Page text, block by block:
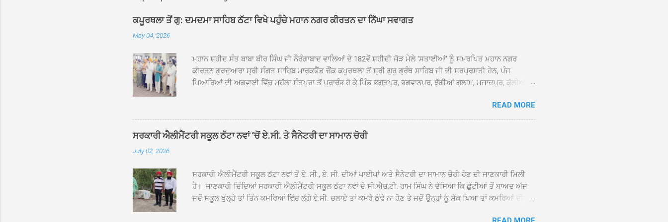
ਕਪੂਰਥਲਾ ਤੋਂ ਗੁ: ਦਮਦਮਾ ਸਾਹਿਬ ਠੱਟਾ ਵਿਖੇ ਪਹੁੰਚੇ ਮਹਾਨ ਨਗਰ ਕੀਰਤਨ ਦਾ ਨਿੱਘਾ ਸਵਾਗਤ
May 04, 2026
ਮਹਾਨ ਸ਼ਹੀਦ ਸੰਤ ਬਾਬਾ ਬੀਰ ਸਿੰਘ ਜੀ ਨੌਰੰਗਾਬਾਦ ਵਾਲਿਆਂ ਦੇ 182ਵੇਂ ਸ਼ਹੀਦੀ ਜੋੜ ਮੇਲੇ 'ਸਤਾਈਆਂ' ਨੂੰ ਸਮਰਪਿਤ ਮਹਾਨ ਨਗਰ
ਕੀਰਤਨ ਗੁਰਦੁਆਰਾ ਸ੍ਰੀ ਸੰਗਤ ਸਾਹਿਬ ਮਾਰਕਫੈੱਡ ਚੌਂਕ ਕਪੂਰਥਲਾ ਤੋਂ ਸ੍ਰੀ ਗੁਰੂ ਗ੍ਰੰਥ ਸਾਹਿਬ ਜੀ ਦੀ ਸਰਪ੍ਰਸਤੀ ਹੇਠ, ਪੰਜ
ਪਿਆਰਿਆਂ ਦੀ ਅਗਵਾਈ ਵਿੱਚ ਮਹੱਲਾ ਸੰਤਪੁਰਾ ਤੋਂ ਪ੍ਰਾਰੰਭ ਹੋ ਕੇ ਪਿੰਡ ਭਗਤਪੁਰ, ਭਗਵਾਨਪੁਰ, ਝੁੱਗੀਆਂ ਗੁਲਾਮ, ਮਜਾਦਪੁਰ, ਕੁੱਲੀਆਂ,
ਦਮਦਮਾ ਸਾਹਿਬ ਠੱਟਾ ਵਿਖੇ ਪਹੁੰਚਿਆ। ਨਗਰ ਕੀਰਤਨ ਦੇ ਗੁਰਦੁਆਰਾ ਸ੍ਰੀ ਦਮਦਮਾ ਸਾਹਿਬ ਠੱਟਾ ਵਿਖੇ ਪਹੁੰਚਣ ’ਤੇ ਮੁੱਖ ਸੇਵਾਦਾਰ
ਸੰਤ ਬਾਬਾ ਹਰਜੀਤ ਸਿੰਘ ਤੇ ਇਲਾਕੇ ਦੀਆਂ ਸੰਗਤਾਂ ਵੱਲੋਂ ਜੈਕਾਰਿਆਂ ਦੀ ਗੂੰਜ ਵਿਚ ਨਿੱਘਾ ਸਵਾਗਤ ਕੀਤਾ ਗਿਆ। ਗੁਰਦੁਆਰਾ ਸ੍ਰੀ
ਦਮਦਮਾ ਸਾਹਿਬ ਠੱਟਾ ਵਿਖੇ ਨਗਰ ਕੀਰਤਨ ਦੇ ਸਮਾਪਤੀ ਦੀ ਅਰਦਾਸ ਹੋਈ। ਇਸ ਮੌਕੇ ਪੰਜ ਪਿਆਰੇ ਸਾਹਿਬਾਨ ਤੇ ਨਗਰ ਕੀਰਤਨ ਦੇ
ਪ੍ਰਬੰਧਕਾਂ ਦਾ ਗੁਰਦੁਆਰਾ ਦਮਦਮਾ ਸਾਹਿਬ ਠੱਟਾ ਦੇ ਮੁੱਖ ਸੇਵਾਦਾਰ ਸੰਤ ਬਾਬਾ ਹਰਜੀਤ ਸਿੰਘ ਵੱਲੋਂ ਸਿਰੋਪਾਓ ਦੇ ਕੇ ਵਿਸ਼ੇਸ਼ ਤੌਰ ’ਤੇ
READ MORE
ਸਰਕਾਰੀ ਐਲੀਮੈਂਟਰੀ ਸਕੂਲ ਠੱਟਾ ਨਵਾਂ ’ਚੋਂ ਏ.ਸੀ. ਤੇ ਸੈਨੇਟਰੀ ਦਾ ਸਾਮਾਨ ਚੋਰੀ
July 02, 2026
ਸਰਕਾਰੀ ਐਲੀਮੈਂਟਰੀ ਸਕੂਲ ਠੱਟਾ ਨਵਾਂ ਤੋਂ ਏ. ਸੀ., ਏ. ਸੀ. ਦੀਆਂ ਪਾਈਪਾਂ ਅਤੇ ਸੈਨੇਟਰੀ ਦਾ ਸਾਮਾਨ ਚੋਰੀ ਹੋਣ ਦੀ ਜਾਣਕਾਰੀ ਮਿਲੀ
ਹੈ। ਜਾਣਕਾਰੀ ਦਿੰਦਿਆਂ ਸਰਕਾਰੀ ਐਲੀਮੈਂਟਰੀ ਸਕੂਲ ਠੱਟਾ ਨਵਾਂ ਦੇ ਸੀ.ਐੱਚ.ਟੀ. ਰਾਮ ਸਿੰਘ ਨੇ ਦੱਸਿਆ ਕਿ ਛੁੱਟੀਆਂ ਤੋਂ ਬਾਅਦ ਅੱਜ
ਜਦੋਂ ਸਕੂਲ ਖੁੱਲ੍ਹੇ ਤਾਂ ਤਿੰਨ ਕਮਰਿਆਂ ਵਿੱਚ ਲੱਗੇ ਏ.ਸੀ. ਚਲਾਏ ਤਾਂ ਕਮਰੇ ਠੰਢੇ ਨਾ ਹੋਣ ਤੇ ਜਦੋਂ ਉਨ੍ਹਾਂ ਨੂੰ ਸ਼ੱਕ ਪਿਆ ਤਾਂ ਕਮਰਿਆਂ ਦੀਆਂ